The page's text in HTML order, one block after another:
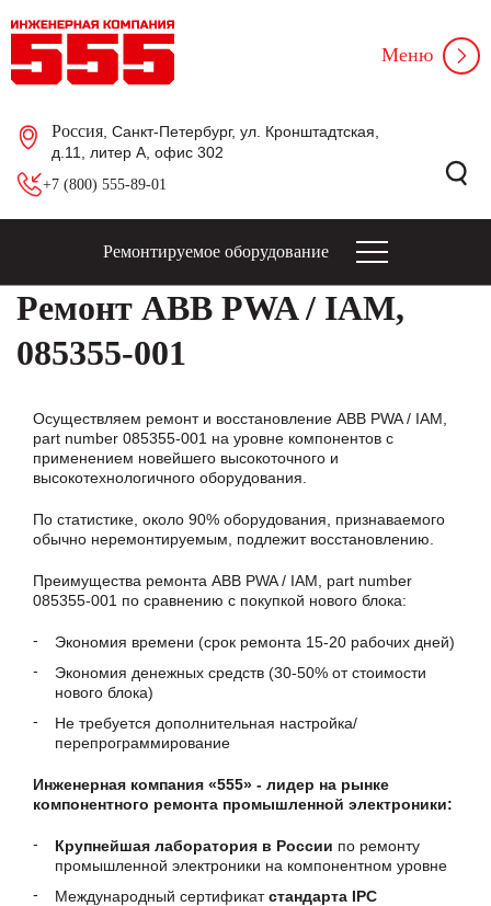
Россия , Санкт-Петербург, ул. Кронштадтская,
д.11, литер А, офис 302
+7 (800) 555-89-01
Меню
Ремонтируемое оборудование
Ремонт ABB PWA / IAM,
085355-001
Осуществляем ремонт и восстановление ABB PWA / IAM,
part number 085355-001 на уровне компонентов с
применением новейшего высокоточного и
высокотехнологичного оборудования.
По статистике, около 90% оборудования, признаваемого
обычно неремонтируемым, подлежит восстановлению.
Преимущества ремонта ABB PWA / IAM, part number
085355-001 по сравнению с покупкой нового блока:
Экономия времени (срок ремонта 15-20 рабочих дней)
Экономия денежных средств (30-50% от стоимости
нового блока)
Не требуется дополнительная настройка/
перепрограммирование
Инженерная компания «555» - лидер на рынке
компонентного ремонта промышленной электроники:
Крупнейшая лаборатория в России по ремонту
промышленной электроники на компонентном уровне
Международный сертификатстандарта IPC